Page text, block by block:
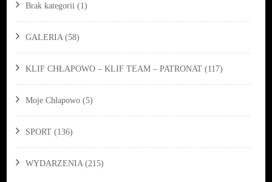
Brak kategorii (1)
GALERIA (58)
KLIF CHŁAPOWO – KLIF TEAM – PATRONAT (117)
Moje Chłapowo (5)
SPORT (136)
WYDARZENIA (215)